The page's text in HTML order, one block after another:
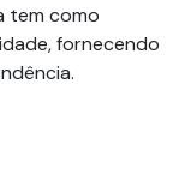
tem como
fornecendo